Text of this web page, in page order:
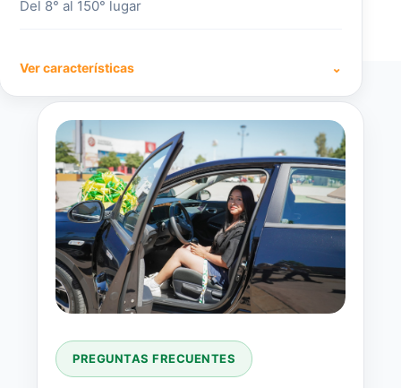
Del 8° al 150° lugar
Ver características ⌄
PREGUNTAS FRECUENTES